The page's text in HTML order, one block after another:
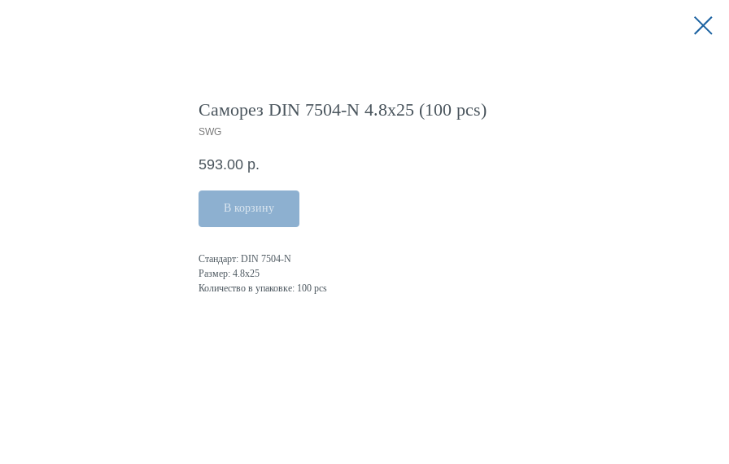
Саморез DIN 7504-N 4.8x25 (100 pcs)
SWG
593.00 р.
В корзину
Стандарт: DIN 7504-N
Размер: 4.8x25
Количество в упаковке: 100 pcs